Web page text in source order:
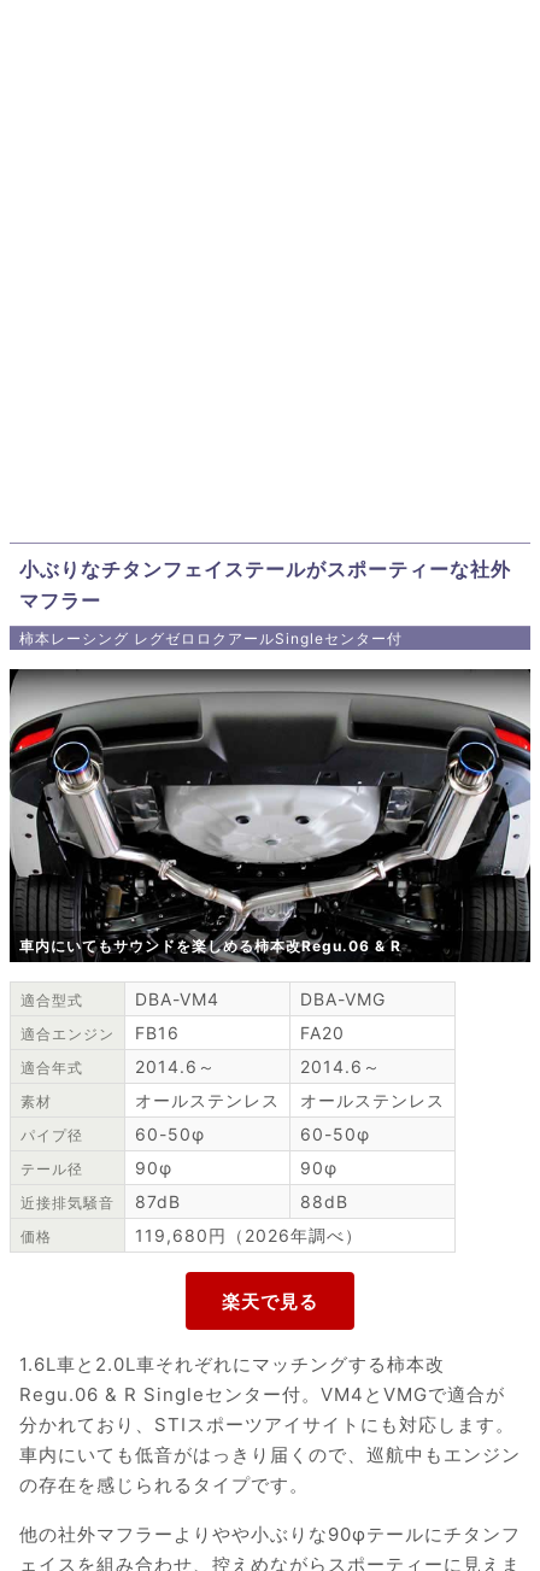
小ぶりなチタンフェイステールがスポーティーな社外
マフラー
柿本レーシング レグゼロロクアールSingleセンター付
車内にいてもサウンドを楽しめる柿本改Regu.06 & R
適合型式 DBA-VM4 DBA-VMG
適合エンジン FB16 FA20
適合年式 2014.6～ 2014.6～
素材 オールステンレス オールステンレス
パイプ径 60-50φ 60-50φ
テール径 90φ 90φ
近接排気騒音 87dB 88dB
価格 119,680円（2026年調べ）
1.6L車と2.0L車それぞれにマッチングする柿本改
Regu.06 & R Singleセンター付。VM4とVMGで適合が
分かれており、STIスポーツアイサイトにも対応します。
車内にいても低音がはっきり届くので、巡航中もエンジン
の存在を感じられるタイプです。
他の社外マフラーよりやや小ぶりな90φテールにチタンフ
ェイスを組み合わせ、控えめながらスポーティーに見えま